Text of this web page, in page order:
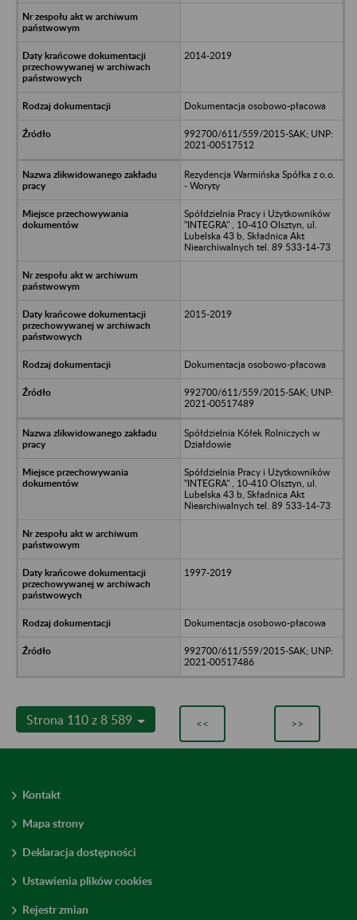
2014-2019
Dokumentacja osobowo-płacowa
992700/611/559/2015-SAK; UNP:
2021-00517512
Rezydencja Warmińska Spółka z o.o.
- Woryty
Spółdzielnia Pracy i Użytkowników
"INTEGRA" , 10-410 Olsztyn, ul.
Lubelska 43 b, Składnica Akt
Niearchiwalnych tel. 89 533-14-73
2015-2019
Dokumentacja osobowo-płacowa
992700/611/559/2015-SAK; UNP:
2021-00517489
Spółdzielnia Kółek Rolniczych w
Działdowie
Spółdzielnia Pracy i Użytkowników
"INTEGRA" , 10-410 Olsztyn, ul.
Lubelska 43 b, Składnica Akt
Niearchiwalnych tel. 89 533-14-73
1997-2019
Dokumentacja osobowo-płacowa
992700/611/559/2015-SAK; UNP:
2021-00517486
Strona 110 z 8 589 << >>
Kontakt
Mapa strony
Deklaracja dostępności
Ustawienia plików cookies
Rejestr zmian